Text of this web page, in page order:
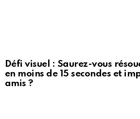
Défi visuel : Saurez-vous
en moins de 15 secondes et
amis ?